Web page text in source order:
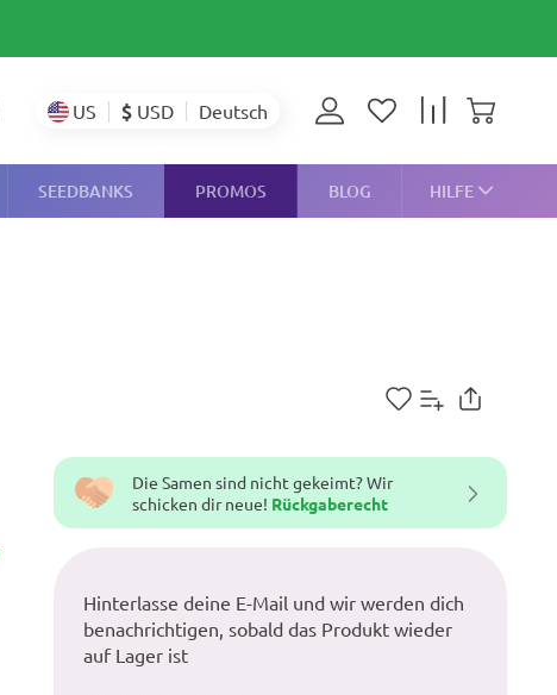
US $ USD Deutsch
SEEDBANKS PROMOS BLOG HILFE
Die Samen sind nicht gekeimt? Wir
schicken dir neue! Rückgaberecht
Hinterlasse deine E-Mail und wir werden dich
benachrichtigen, sobald das Produkt wieder
auf Lager ist